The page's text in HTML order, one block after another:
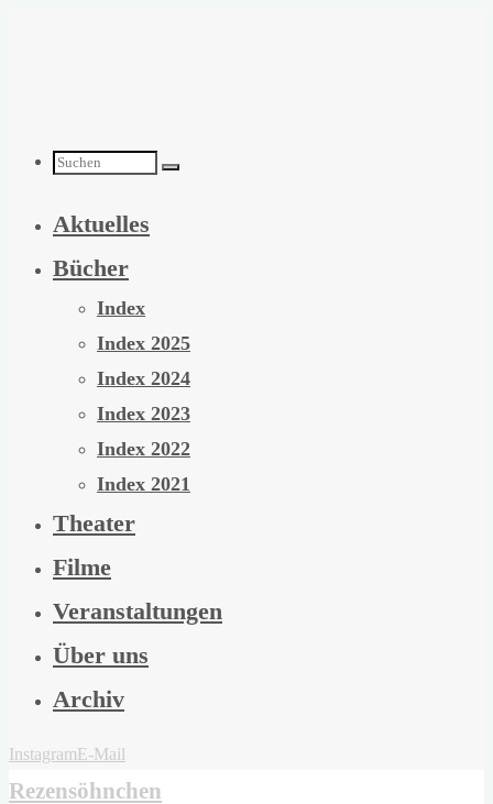
Suchen
nach:
Aktuelles
Bücher
Index
Index 2025
Index 2024
Index 2023
Index 2022
Index 2021
Theater
Filme
Veranstaltungen
Über uns
Archiv
InstagramE-Mail
Rezensöhnchen